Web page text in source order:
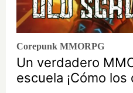
Corepunk MMORPG
Un verdadero
escuela ¡Cómo